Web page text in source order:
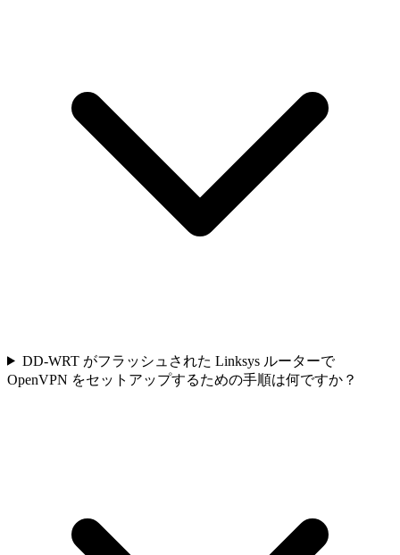
DD-WRT がフラッシュされた Linksys ルーターで
OpenVPN をセットアップするための手順は何ですか？